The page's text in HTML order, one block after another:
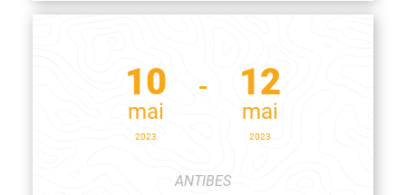
10
mai
2023
12
mai
2023
ANTIBES